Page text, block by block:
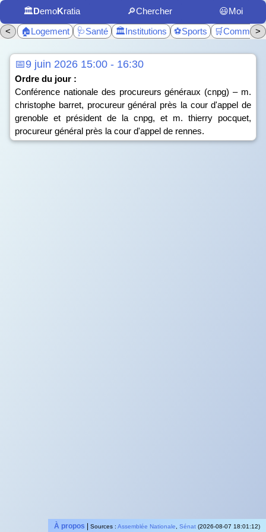
🏛️DemoKratia 🔎Chercher
😃Moi
<
🏠Logement 🩺Santé 🏛️Institutions ⚽Sports >
📅9 juin 2026 15:00 - 16:30
Ordre du jour :
Conférence nationale des procureurs généraux (cnpg) – m.
christophe barret, procureur général près la cour d'appel de
grenoble et président de la cnpg, et m. thierry pocquet,
procureur général près la cour d'appel de rennes.
À propos Sources : Assemblée Nationale Sénat (2026-08-07 18:01:12)